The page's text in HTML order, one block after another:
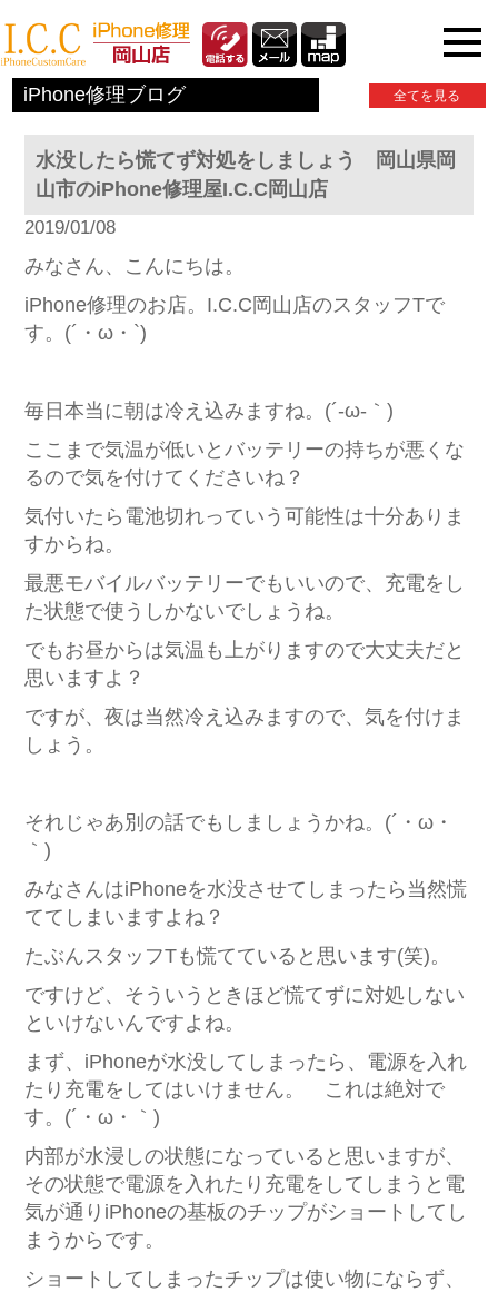
iPhone修理ブログ 全てを見る
水没したら慌てず対処をしましょう 岡山県岡
山市のiPhone修理屋I.C.C岡山店
2019/01/08
みなさん、こんにちは。
iPhone修理のお店。I.C.C岡山店のスタッフTで
す。(´・ω・`)
毎日本当に朝は冷え込みますね。(´-ω-｀)
ここまで気温が低いとバッテリーの持ちが悪くな
るので気を付けてくださいね？
気付いたら電池切れっていう可能性は十分ありま
すからね。
最悪モバイルバッテリーでもいいので、充電をし
た状態で使うしかないでしょうね。
でもお昼からは気温も上がりますので大丈夫だと
思いますよ？
ですが、夜は当然冷え込みますので、気を付けま
しょう。
それじゃあ別の話でもしましょうかね。(´・ω・
｀)
みなさんはiPhoneを水没させてしまったら当然慌
ててしまいますよね？
たぶんスタッフTも慌てていると思います(笑)。
ですけど、そういうときほど慌てずに対処しない
といけないんですよね。
まず、iPhoneが水没してしまったら、電源を入れ
たり充電をしてはいけません。 これは絶対で
す。(´・ω・｀)
内部が水浸しの状態になっていると思いますが、
その状態で電源を入れたり充電をしてしまうと電
気が通りiPhoneの基板のチップがショートしてし
まうからです。
ショートしてしまったチップは使い物にならず、